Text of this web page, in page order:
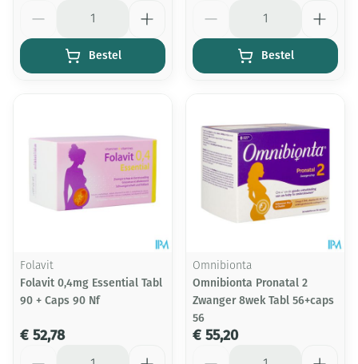
Bestel Bestel
Folavit
Folavit 0,4mg Essential Tabl
90 + Caps 90 Nf
€ 52,78
Omnibionta
Omnibionta Pronatal 2
Zwanger 8wek Tabl 56+caps
56
€ 55,20